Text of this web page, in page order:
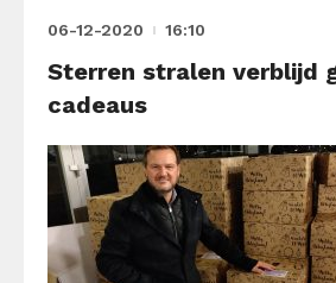
06-12-2020 16:10
Sterren stralen verblijd
cadeaus